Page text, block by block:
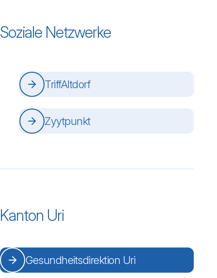
Soziale Netzwerke
TriffAltdorf
Zyytpunkt
Kanton Uri
Gesundheitsdirektion Uri